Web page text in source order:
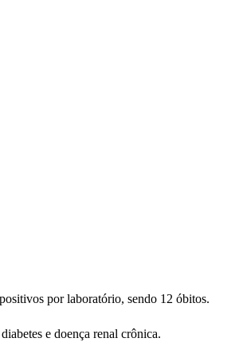
por laboratório, sendo 12 óbitos.
e doença renal crônica.